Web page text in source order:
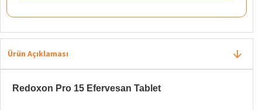
Ürün Açıklaması
Redoxon Pro 15 Efervesan Tablet